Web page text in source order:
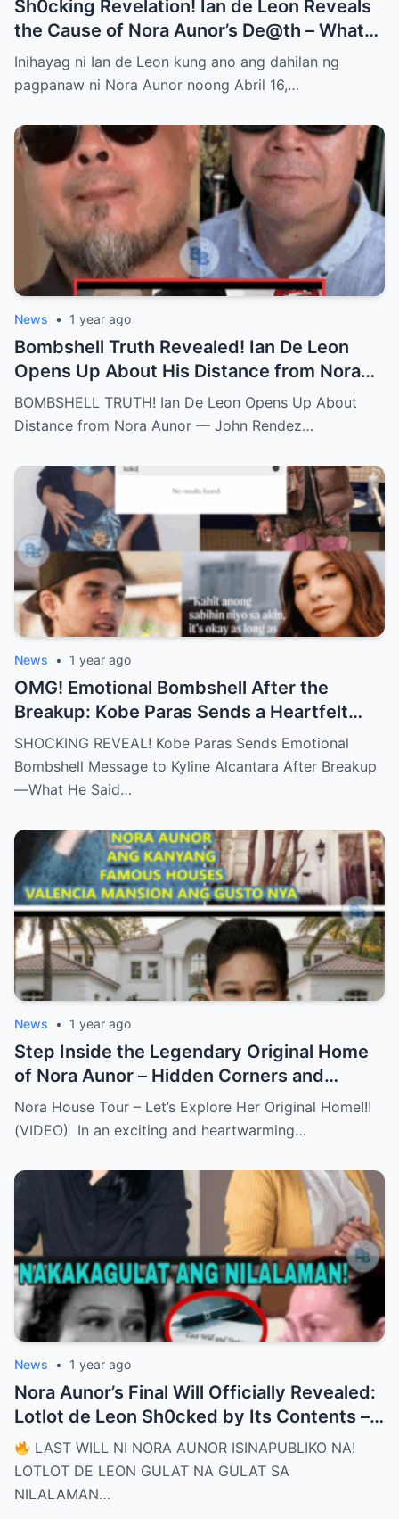
Sh0cking Revelation! Ian de Leon Reveals
the Cause of Nora Aunor’s De@th – What
Hidden Truth Lies Behind the Passing of a
Legend?
Inihayag ni Ian de Leon kung ano ang dahilan ng
pagpanaw ni Nora Aunor noong Abril 16,…
News • 1 year ago
Bombshell Truth Revealed! Ian De Leon
Opens Up About His Distance from Nora
Aunor – John Rendez Accused of Causing
an Irreparable Rift in the Family!
BOMBSHELL TRUTH! Ian De Leon Opens Up About
Distance from Nora Aunor — John Rendez…
News • 1 year ago
OMG! Emotional Bombshell After the
Breakup: Kobe Paras Sends a Heartfelt
Message to Kyline Alcantara – His Words
Will Leave You Stunned and Speechless!
SHOCKING REVEAL! Kobe Paras Sends Emotional
Bombshell Message to Kyline Alcantara After Breakup
—What He Said…
News • 1 year ago
Step Inside the Legendary Original Home
of Nora Aunor – Hidden Corners and
Untold Memories Finally Revealed!
(VIDEO)
Nora House Tour – Let’s Explore Her Original Home!!!
(VIDEO) In an exciting and heartwarming…
News • 1 year ago
Nora Aunor’s Final Will Officially Revealed:
Lotlot de Leon Sh0cked by Its Contents –
What Did She See That Left Her
Completely Speechless?
LAST WILL NI NORA AUNOR ISINAPUBLIKO NA!
LOTLOT DE LEON GULAT NA GULAT SA
NILALAMAN…